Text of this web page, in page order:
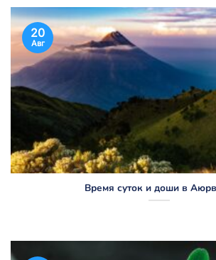
Время суток и доши в
20
Авг